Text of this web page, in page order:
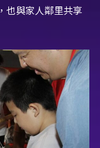
也與家人鄰里共享